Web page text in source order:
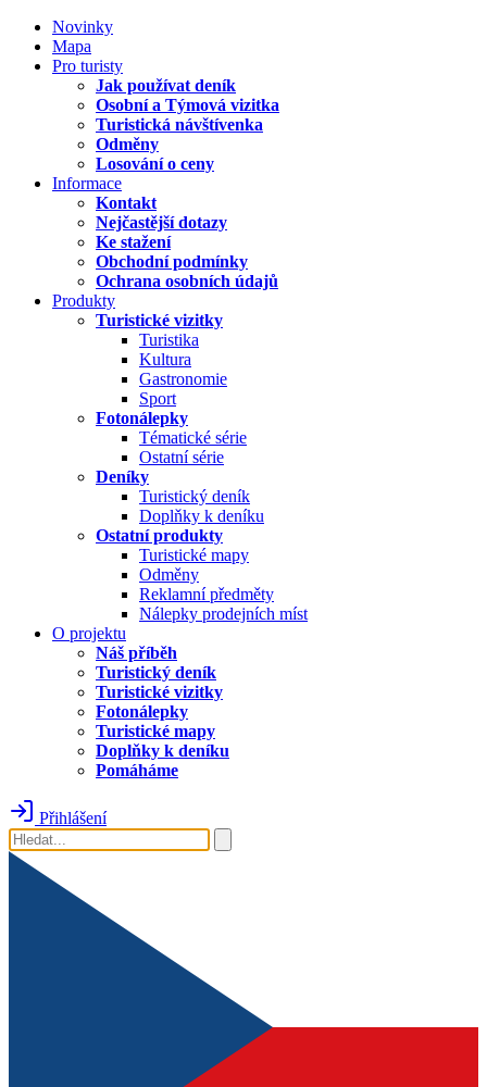
Novinky
Mapa
Pro turisty
Jak používat deník
Osobní a Týmová vizitka
Turistická návštívenka
Odměny
Losování o ceny
Informace
Kontakt
Nejčastější dotazy
Ke stažení
Obchodní podmínky
Ochrana osobních údajů
Produkty
Turistické vizitky
Turistika
Kultura
Gastronomie
Sport
Fotonálepky
Tématické série
Ostatní série
Deníky
Turistický deník
Doplňky k deníku
Ostatní produkty
Turistické mapy
Odměny
Reklamní předměty
Nálepky prodejních míst
O projektu
Náš příběh
Turistický deník
Turistické vizitky
Fotonálepky
Turistické mapy
Doplňky k deníku
Pomáháme
Přihlášení